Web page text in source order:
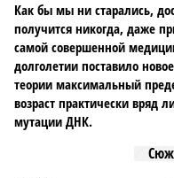
Как бы мы ни старались,
получится никогда, даже
самой совершенной
долголетии поставило
теории максимальный
возраст практически вряд
мутации ДНК.